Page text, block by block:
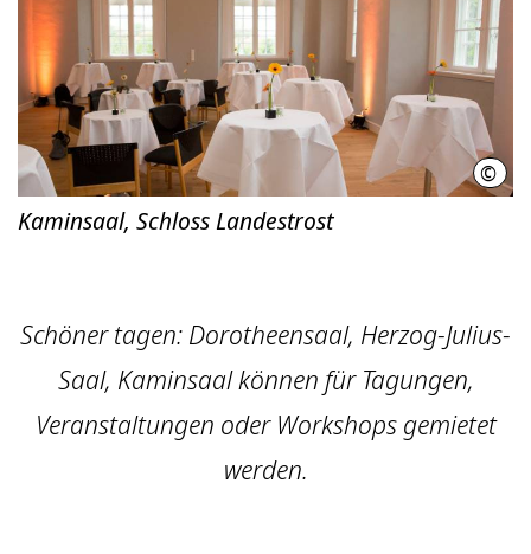
©
Kaminsaal, Schloss Landestrost
Schöner tagen: Dorotheensaal, Herzog-Julius-
Saal, Kaminsaal können für Tagungen,
Veranstaltungen oder Workshops gemietet
werden.